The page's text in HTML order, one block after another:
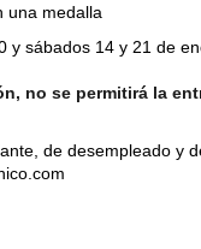
una medalla
y sábados 14 y 21 de
no se permitirá la
de desempleado y